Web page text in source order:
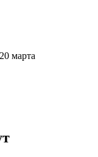
20 марта